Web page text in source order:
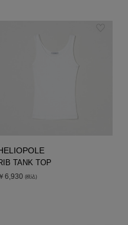
TANK TOP
￥6,930 (税込)